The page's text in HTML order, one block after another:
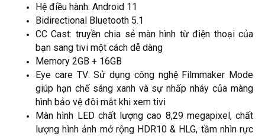
Hệ điều hành: Android 11
Bidirectional Bluetooth 5.1
CC Cast: truyền chia sẻ màn hình từ điện thoại của
bạn sang tivi một cách dễ dàng
Memory 2GB + 16GB
Eye care TV: Sử dụng công nghệ Filmmaker Mode
giúp hạn chế sáng xanh và sự nhấp nháy của màng
hình bảo vệ đôi mắt khi xem tivi
Màn hình LED chất lượng cao 8,29 megapixel, chất
lượng hình ảnh mở rộng HDR10 & HLG, tầm nhìn rực